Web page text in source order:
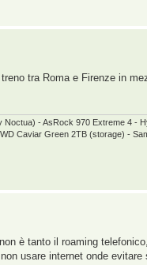
tra Roma e Firenze in
- AsRock 970 Extreme 4
Caviar Green 2TB (storage) -
è tanto il roaming
usare internet onde